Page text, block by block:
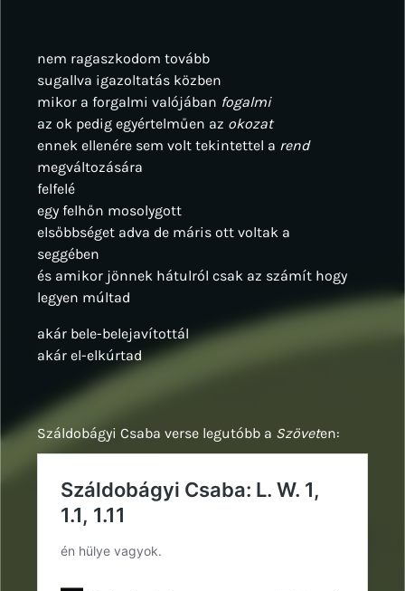
nem ragaszkodom tovább
sugallva igazoltatás közben
mikor a forgalmi valójában fogalmi
az ok pedig egyértelműen az okozat
ennek ellenére sem volt tekintettel a rend
megváltozására
felfelé
egy felhőn mosolygott
elsőbbséget adva de máris ott voltak a
seggében
és amikor jönnek hátulról csak az számít hogy
legyen múltad
akár bele-belejavítottál
akár el-elkúrtad
Száldobágyi Csaba verse legutóbb a Szöveten: